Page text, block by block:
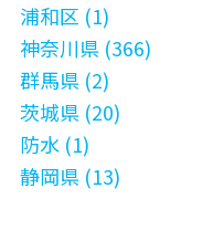
浦和区 (1)
神奈川県 (366)
群馬県 (2)
茨城県 (20)
防水 (1)
静岡県 (13)